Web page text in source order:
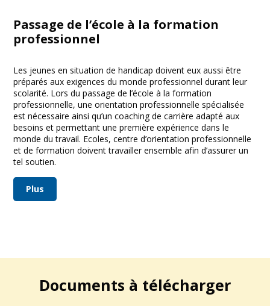
Passage de l’école à la formation
professionnel
Les jeunes en situation de handicap doivent eux aussi être
préparés aux exigences du monde professionnel durant leur
scolarité. Lors du passage de l’école à la formation
professionnelle, une orientation professionnelle spécialisée
est nécessaire ainsi qu’un coaching de carrière adapté aux
besoins et permettant une première expérience dans le
monde du travail. Ecoles, centre d’orientation professionnelle
et de formation doivent travailler ensemble afin d’assurer un
tel soutien.
Plus
Documents à télécharger